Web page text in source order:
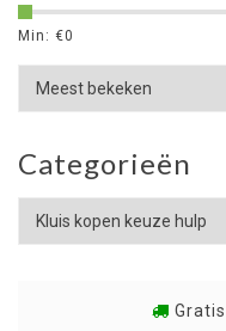
Min: €0
Categorieën